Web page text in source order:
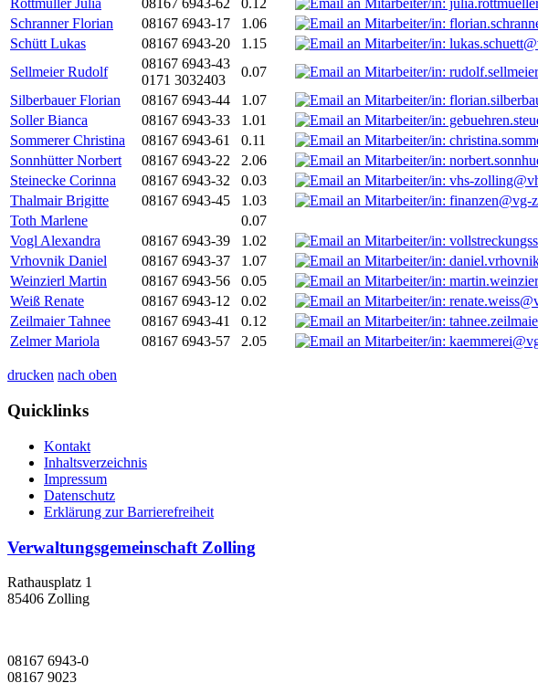
Rottmüller Julia
08167 6943-62 0.12
Schranner Florian
08167 6943-17 1.06
Schütt Lukas
08167 6943-20 1.15
Sellmeier Rudolf
08167 6943-43
0171 3032403
0.07
Silberbauer Florian
08167 6943-44 1.07
Soller Bianca
08167 6943-33 1.01
Sommerer Christina
08167 6943-61 0.11
Sonnhütter Norbert
08167 6943-22 2.06
Steinecke Corinna
08167 6943-32 0.03
Thalmair Brigitte
08167 6943-45 1.03
Toth Marlene
0.07
Vogl Alexandra
08167 6943-39 1.02
Vrhovnik Daniel
08167 6943-37 1.07
Weinzierl Martin
08167 6943-56 0.05
Weiß Renate
08167 6943-12 0.02
Zeilmaier Tahnee
08167 6943-41 0.12
Zelmer Mariola
08167 6943-57 2.05
drucken nach oben
Quicklinks
Kontakt
Inhaltsverzeichnis
Impressum
Datenschutz
Erklärung zur Barrierefreiheit
Verwaltungsgemeinschaft Zolling
Rathausplatz 1
85406 Zolling
08167 6943-0
08167 9023